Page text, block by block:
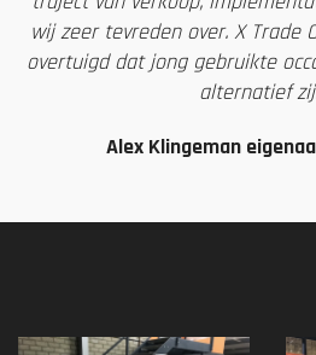
wij zeer tevreden over. X Trade
overtuigd dat jong gebruikte
alternatief
Alex Klingeman